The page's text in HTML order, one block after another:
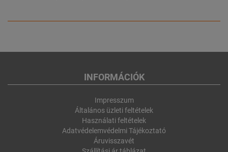
INFORMÁCIÓK
Impresszum
Általános üzleti feltételek
Használati feltételek
Adatvédelemvédelmi Tájékoztató
Áruvisszavét